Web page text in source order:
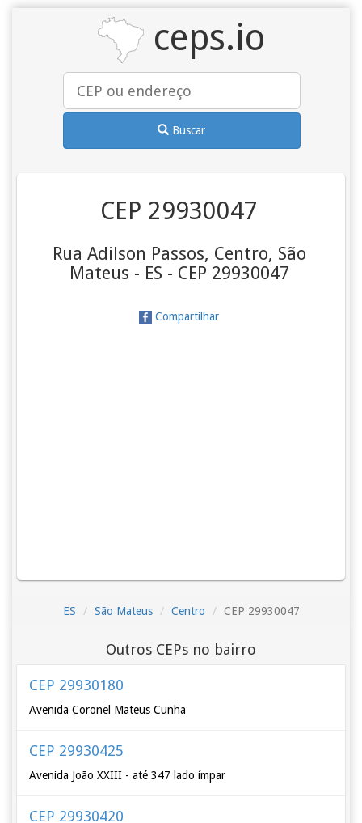
ceps.io
Buscar
CEP 29930047
Rua Adilson Passos, Centro, São
Mateus - ES - CEP 29930047
Compartilhar
ES São Mateus Centro CEP 29930047
Outros CEPs no bairro
CEP 29930180
Avenida Coronel Mateus Cunha
CEP 29930425
Avenida João XXIII - até 347 lado ímpar
CEP 29930420